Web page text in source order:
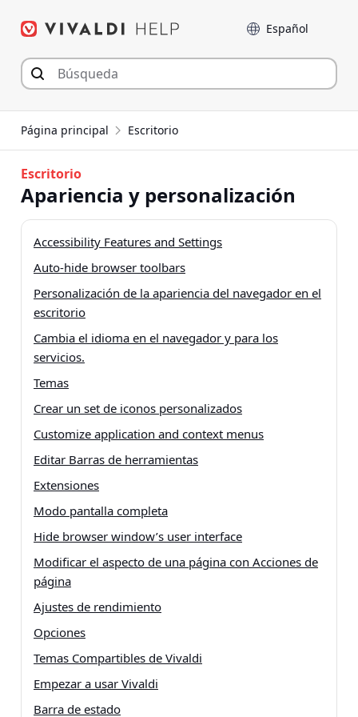
Language
Página principal Escritorio
Escritorio
Apariencia y personalización
Accessibility Features and Settings
Auto-hide browser toolbars
Personalización de la apariencia del navegador en el
escritorio
Cambia el idioma en el navegador y para los
servicios.
Temas
Crear un set de iconos personalizados
Customize application and context menus
Editar Barras de herramientas
Extensiones
Modo pantalla completa
Hide browser window’s user interface
Modificar el aspecto de una página con Acciones de
página
Ajustes de rendimiento
Opciones
Temas Compartibles de Vivaldi
Empezar a usar Vivaldi
Barra de estado